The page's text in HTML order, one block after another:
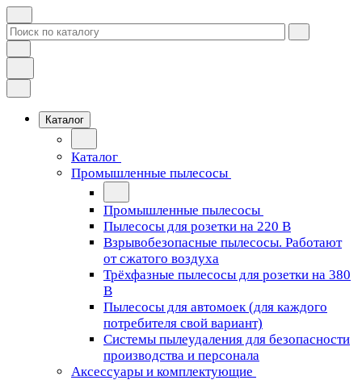
Каталог
Каталог
Промышленные пылесосы
Промышленные пылесосы
Пылесосы для розетки на 220 В
Взрывобезопасные пылесосы. Работают
от сжатого воздуха
Трёхфазные пылесосы для розетки на 380
В
Пылесосы для автомоек (для каждого
потребителя свой вариант)
Системы пылеудаления для безопасности
производства и персонала
Аксессуары и комплектующие